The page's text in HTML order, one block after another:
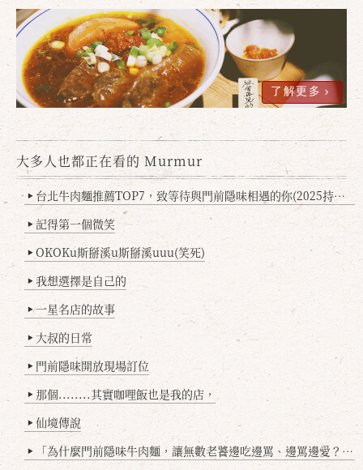
了解更多
大多人也都正在看的 Murmur
▶ 台北牛肉麵推薦TOP7，致等待與門前隱味相遇的你(2025持續更新
▶ 記得第一個微笑
▶ OKOKu斯掰溪u斯掰溪uuu(笑死)
▶ 我想選擇是自己的
▶ 一星名店的故事
▶ 大叔的日常
▶ 門前隱味開放現場訂位
▶ 那個........其實咖哩飯也是我的店，
▶ 仙境傳說
▶ 「為什麼門前隱味牛肉麵，讓無數老饕邊吃邊罵、邊罵邊愛？小辣雞揭密！」
確定